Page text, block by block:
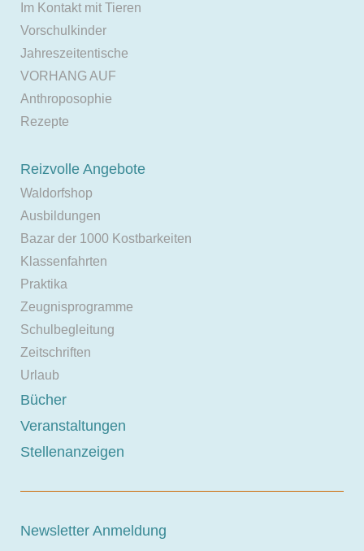
Im Kontakt mit Tieren
Vorschulkinder
Jahreszeitentische
VORHANG AUF
Anthroposophie
Rezepte
Reizvolle Angebote
Waldorfshop
Ausbildungen
Bazar der 1000 Kostbarkeiten
Klassenfahrten
Praktika
Zeugnisprogramme
Schulbegleitung
Zeitschriften
Urlaub
Bücher
Veranstaltungen
Stellenanzeigen
Newsletter Anmeldung